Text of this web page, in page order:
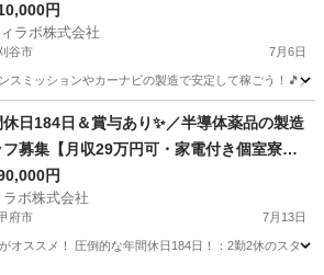
円
ィラボ株式会社
谷市 7月6日
スミッションやカーナビの製造で安定して稼ごう！🎵
未経験
休日184日＆賞与あり✨／半導体薬品の製造
フ募集【月収29万円可・家電付き個室寮＆
料】 円
ラボ株式会社
府市 7月13日
がオススメ！ 圧倒的な年間休日184日！：2勤2休のスタ